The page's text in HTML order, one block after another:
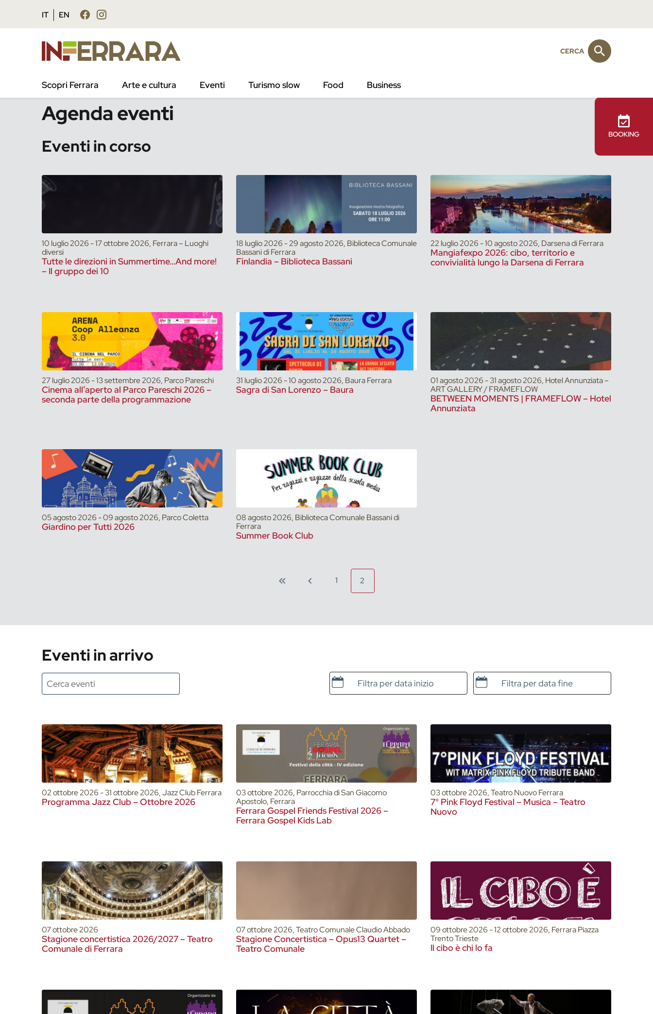
Vai al contenuto principale
Vai al footer
IT EN
BOOKING
CERCA
Scopri Ferrara Arte e cultura Eventi Turismo slow Food Business
/ Eventi
Agenda eventi
Eventi in corso
10 luglio 2026 - 17 ottobre 2026, Ferrara – Luoghi
diversi
Tutte le direzioni in Summertime…And more!
– Il gruppo dei 10
18 luglio 2026 - 29 agosto 2026, Biblioteca Comunale
Bassani di Ferrara
Finlandia – Biblioteca Bassani
22 luglio 2026 - 10 agosto 2026, Darsena di Ferrara
Mangiafexpo 2026: cibo, territorio e
convivialità lungo la Darsena di Ferrara
27 luglio 2026 - 13 settembre 2026, Parco Pareschi
Cinema all’aperto al Parco Pareschi 2026 –
seconda parte della programmazione
31 luglio 2026 - 10 agosto 2026, Baura Ferrara
Sagra di San Lorenzo – Baura
01 agosto 2026 - 31 agosto 2026, Hotel Annunziata –
ART GALLERY / FRAMEFLOW
BETWEEN MOMENTS | FRAMEFLOW – Hotel
Annunziata
05 agosto 2026 - 09 agosto 2026, Parco Coletta
Giardino per Tutti 2026
08 agosto 2026, Biblioteca Comunale Bassani di
Ferrara
Summer Book Club
1 2
Eventi in arrivo
Data e ora di inizio Data e ora di fine
02 ottobre 2026 - 31 ottobre 2026, Jazz Club Ferrara
Programma Jazz Club – Ottobre 2026
03 ottobre 2026, Parrocchia di San Giacomo
Apostolo, Ferrara
Ferrara Gospel Friends Festival 2026 –
Ferrara Gospel Kids Lab
03 ottobre 2026, Teatro Nuovo Ferrara
7° Pink Floyd Festival – Musica – Teatro
Nuovo
07 ottobre 2026
Stagione concertistica 2026/2027 – Teatro
Comunale di Ferrara
07 ottobre 2026, Teatro Comunale Claudio Abbado
Stagione Concertistica – Opus13 Quartet –
Teatro Comunale
09 ottobre 2026 - 12 ottobre 2026, Ferrara Piazza
Trento Trieste
Il cibo è chi lo fa